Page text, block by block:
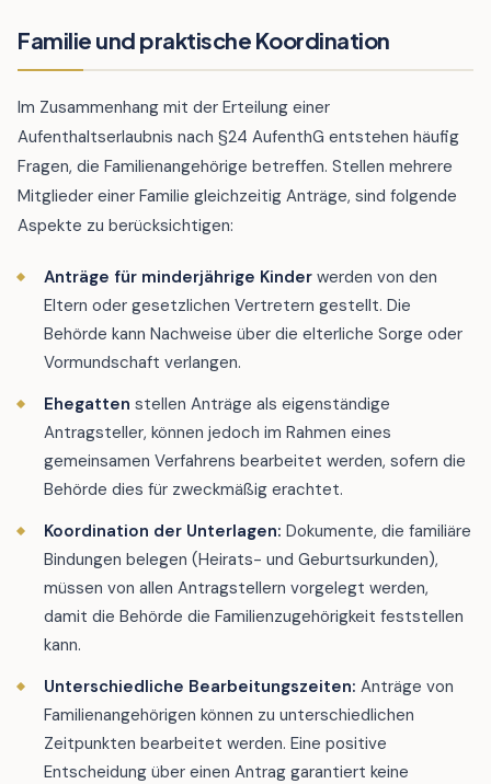
Familie und praktische Koordination
Im Zusammenhang mit der Erteilung einer
Aufenthaltserlaubnis nach §24 AufenthG entstehen häufig
Fragen, die Familienangehörige betreffen. Stellen mehrere
Mitglieder einer Familie gleichzeitig Anträge, sind folgende
Aspekte zu berücksichtigen:
Anträge für minderjährige Kinder werden von den
Eltern oder gesetzlichen Vertretern gestellt. Die
Behörde kann Nachweise über die elterliche Sorge oder
Vormund­schaft verlangen.
Ehegatten stellen Anträge als eigenständige
Antragsteller, können jedoch im Rahmen eines
gemeinsamen Verfahrens bearbeitet werden, sofern die
Behörde dies für zweckmäßig erachtet.
Koordination der Unterlagen: Dokumente, die familiäre
Bindungen belegen (Heirats- und Geburtsurkunden),
müssen von allen Antragstellern vorgelegt werden,
damit die Behörde die Familienzugehörigkeit feststellen
kann.
Unterschiedliche Bearbeitungszeiten: Anträge von
Familienangehörigen können zu unterschiedlichen
Zeitpunkten bearbeitet werden. Eine positive
Entscheidung über einen Antrag garantiert keine